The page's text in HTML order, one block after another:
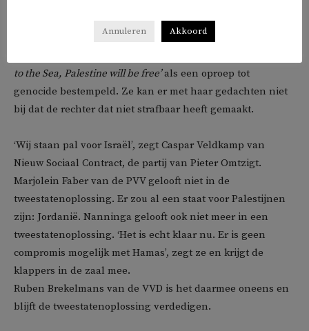
en het Joodse volk. ‘Israël is de enige democratie, een
baken van licht voor Joodse mensen’, roept Annabel
to the Sea, Palestine will be free’als een oproep tot
genocide bestempeld. Ze kan er met haar gedachten niet
bij dat de rechter dat niet strafbaar heeft gemaakt.
‘Wij staan pal voor Israël’, zegt Caspar Veldkamp van
Nieuw Sociaal Contract, de partij van Pieter Omtzigt.
Marjolein Faber van de PVV gelooft niet in de
tweestatenoplossing. Er zou al een staat voor Palestijnen
zijn: Jordanië. Nanninga gelooft ook niet meer in een
tweestatenoplossing. ‘Het is echt klaar nu. Er is geen
compromis mogelijk met Hamas’, zegt ze en krijgt de
klappers in de zaal mee.
Ruben Brekelmans van de VVD is het daarmee oneens en
blijft de tweestatenoplossing verdedigen.
Annuleren Akkoord